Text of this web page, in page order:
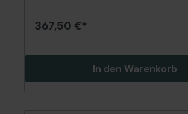
367,50 €*
In den Warenkorb